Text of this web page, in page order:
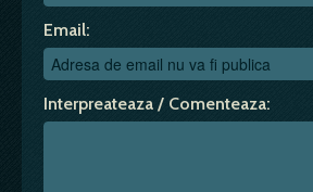
Email:
Interpreateaza / Comenteaza: